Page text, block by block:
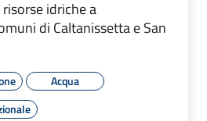
idriche a
di Caltanissetta e San
Acqua